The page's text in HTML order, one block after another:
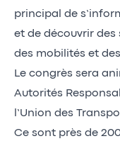
principal de
et de découvrir des
des mobilités et
Le congrès sera
Autorités
l’Union des
Ce sont près de